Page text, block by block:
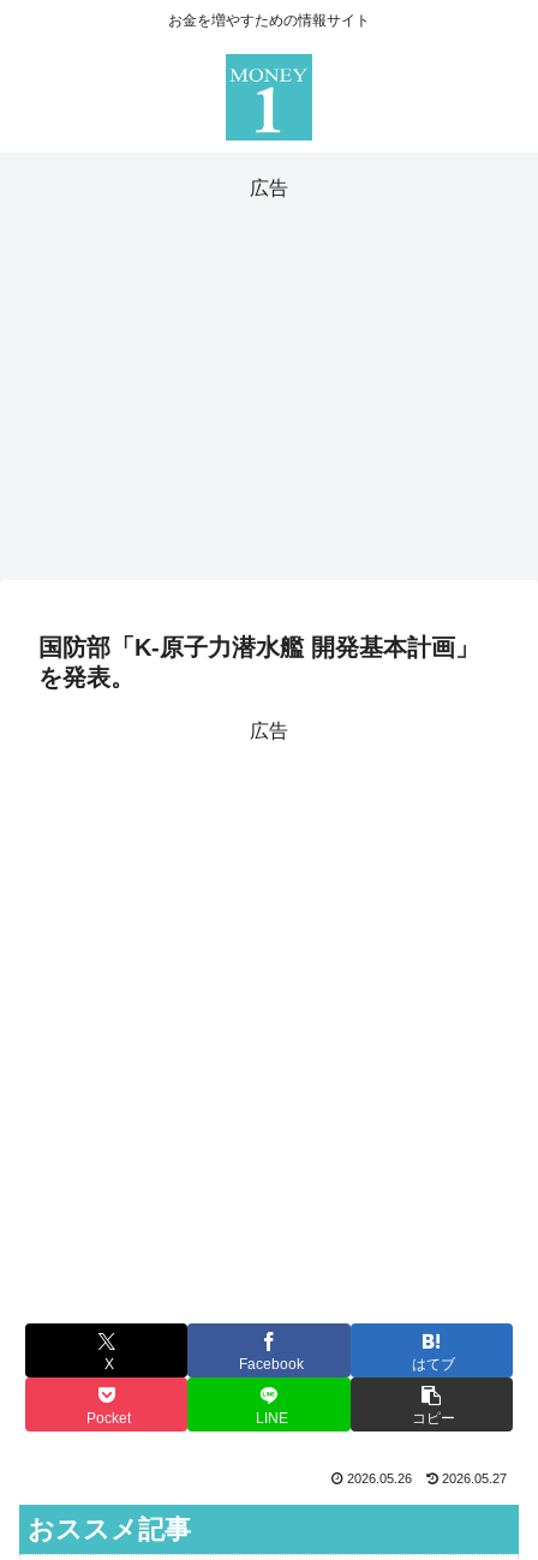
お金を増やすための情報サイト
広告
国防部「K-原子力潜水艦 開発基本計画」
を発表。
広告
X Facebook はてブ
Pocket LINE コピー
2026.05.26 2026.05.27
おススメ記事